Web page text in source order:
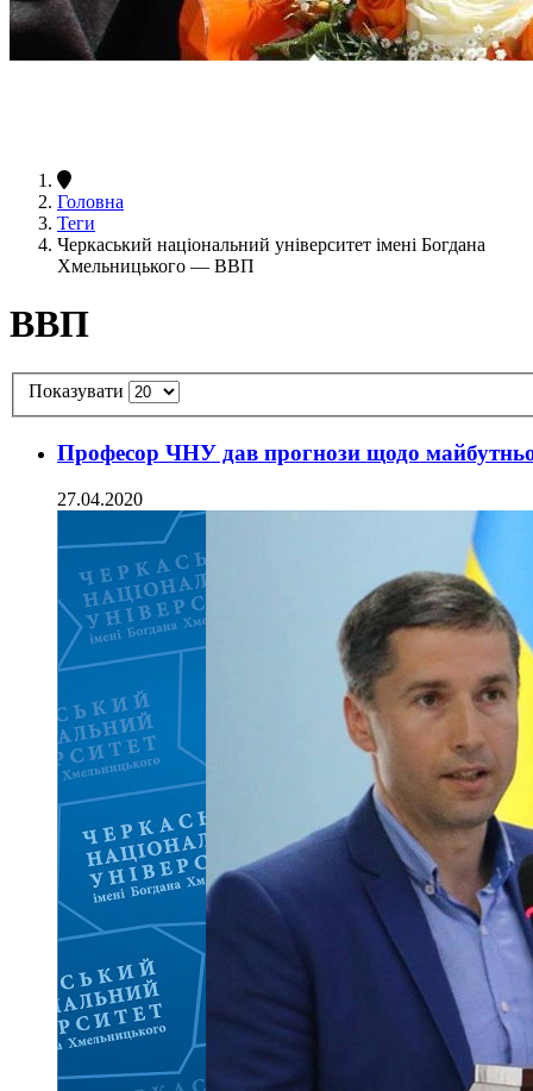
Головна
Теги
Черкаський національний університет імені Богдана
Хмельницького — ВВП
ВВП
Показувати
Професор ЧНУ дав прогнози щодо
27.04.2020